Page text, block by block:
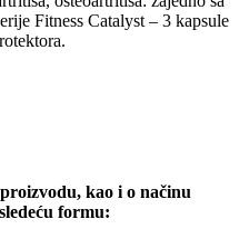
Fitness Catalyst – 3 kapsule
kao i o načinu
formu: